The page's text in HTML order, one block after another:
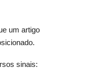
um artigo
sinais: